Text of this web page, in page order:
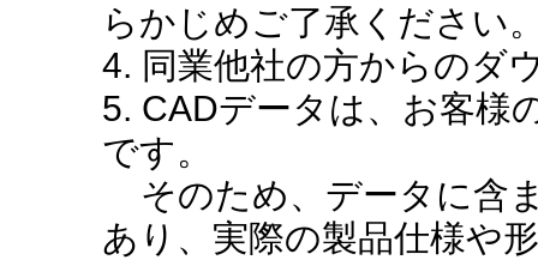
らかじめご了承ください
4. 同業他社の方からのダ
5. CADデータは、お客様
です。
そのため、データに含
あり、実際の製品仕様や